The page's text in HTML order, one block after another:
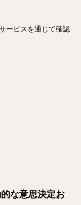
ービスを通じて確認
な意思決定お